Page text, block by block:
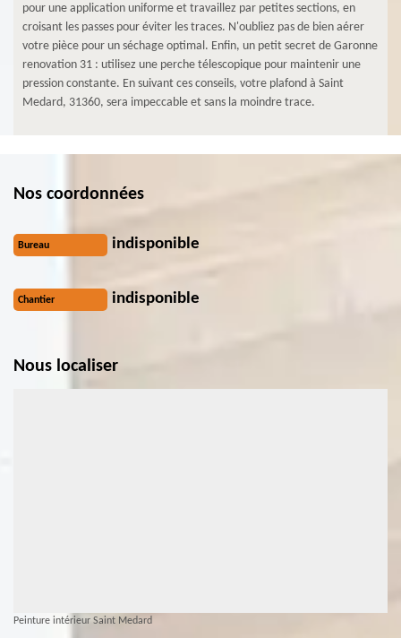
pour une application uniforme et travaillez par petites sections, en
croisant les passes pour éviter les traces. N'oubliez pas de bien aérer
votre pièce pour un séchage optimal. Enfin, un petit secret de Garonne
renovation 31 : utilisez une perche télescopique pour maintenir une
pression constante. En suivant ces conseils, votre plafond à Saint
Medard, 31360, sera impeccable et sans la moindre trace.
Nos coordonnées
Bureau indisponible
Chantier indisponible
Nous localiser
Peinture intérieur Saint Medard